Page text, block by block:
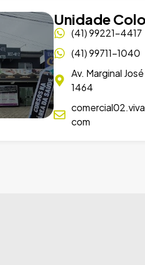
Unidade
(41) 99221-4417
(41) 99711-1040
Av. Marginal
1464
com